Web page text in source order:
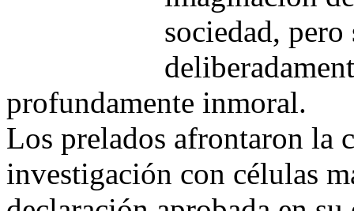
sociedad,
profundamente inmoral.
Los prelados afrontaron la
investigación con células